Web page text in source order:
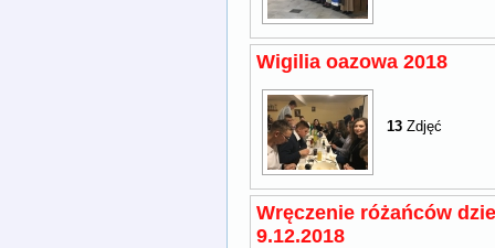
Wigilia oazowa 2018
13 Zdjęć
Wręczenie różańców
9.12.2018